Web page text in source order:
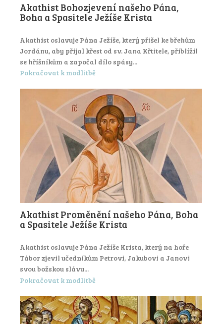
Akathist Bohozjevení našeho Pána,
Boha a Spasitele Ježíše Krista
Akathist oslavuje Pána Ježíše, který přišel ke břehům
Jordánu, aby přijal křest od sv. Jana Křtitele, přiblížil
se hříšníkům a započal dílo spásy...
Pokračovat k modlitbě
Akathist Proměnění našeho Pána, Boha
a Spasitele Ježíše Krista
Akathist oslavuje Pána Ježíše Krista, který na hoře
Tábor zjevil učedníkům Petrovi, Jakubovi a Janovi
svou božskou slávu...
Pokračovat k modlitbě